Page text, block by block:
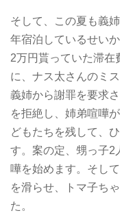
そして、この夏も義
年宿泊しているせい
2万円貰っていた滞在
に、ナス太さんのミ
義姉から謝罪を要求
を拒絶し、姉弟喧嘩
どもたちを残して、
す。案の定、甥っ子2
嘩を始めます。そし
を滑らせ、トマ子ち
た。